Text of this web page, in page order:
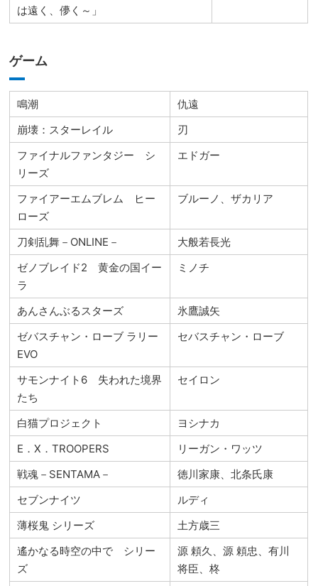
は遠く、儚く～」
ゲーム
鳴潮
仇遠
崩壊：スターレイル
刃
ファイナルファンタジー シ
リーズ
エドガー
ファイアーエムブレム ヒー
ローズ
ブルーノ、ザカリア
刀剣乱舞－ONLINE－
大般若長光
ゼノブレイド2 黄金の国イー
ラ
ミノチ
あんさんぶるスターズ
氷鷹誠矢
ゼバスチャン・ローブ ラリー
EVO
セバスチャン・ローブ
サモンナイト6 失われた境界
たち
セイロン
白猫プロジェクト
ヨシナカ
E．X．TROOPERS
リーガン・ワッツ
戦魂－SENTAMA－
徳川家康、北条氏康
セブンナイツ
ルディ
薄桜鬼 シリーズ
土方歳三
遙かなる時空の中で シリー
ズ
源 頼久、源 頼忠、有川
将臣、柊